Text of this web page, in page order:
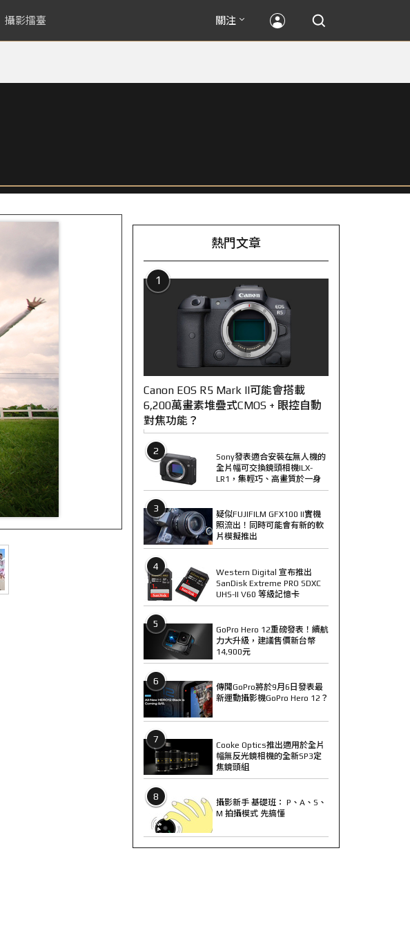
攝影擂臺 關注
熱門文章
1
Canon EOS R5 Mark II可能會搭載
6,200萬畫素堆疊式CMOS + 眼控自動
對焦功能？
2
Sony發表適合安裝在無人機的
全片幅可交換鏡頭相機ILX-
LR1，集輕巧、高畫質於一身
3
疑似FUJIFILM GFX100 II實機
照流出！同時可能會有新的軟
片模擬推出
4
Western Digital 宣布推出
SanDisk Extreme PRO SDXC
UHS-II V60 等級記憶卡
5
GoPro Hero 12重磅發表！續航
力大升級，建議售價新台幣
14,900元
6
傳聞GoPro將於9月6日發表最
新運動攝影機GoPro Hero 12？
7
Cooke Optics推出適用於全片
幅無反光鏡相機的全新SP3定
焦鏡頭組
8
攝影新手 基礎班： P、A、S、
M 拍攝模式 先搞懂